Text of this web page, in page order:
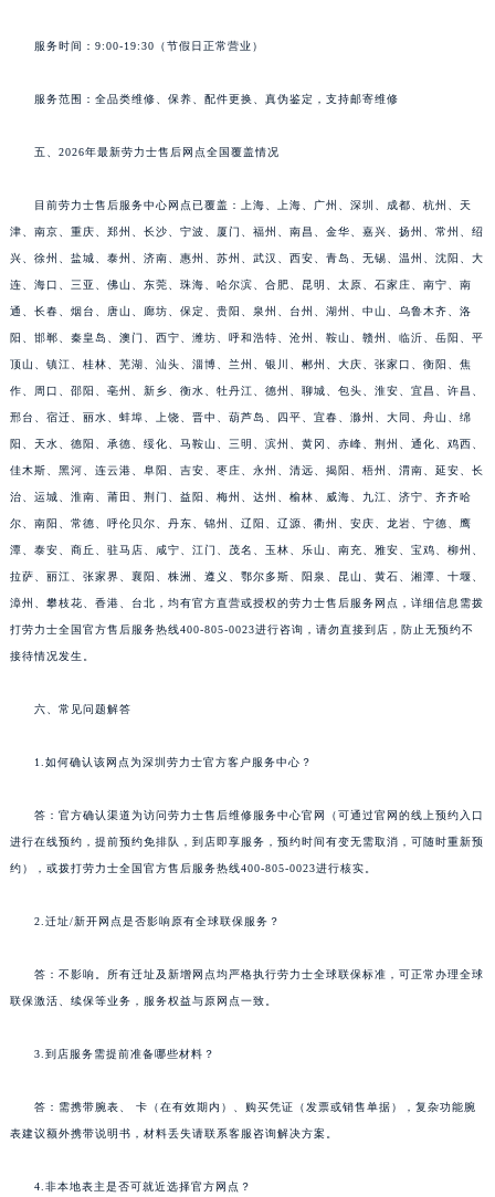
服务时间：9:00-19:30（节假日正常营业）
服务范围：全品类维修、保养、配件更换、真伪鉴定，支持邮寄维修
五、2026年最新劳力士售后网点全国覆盖情况
目前劳力士售后服务中心网点已覆盖：上海、上海、广州、深圳、成都、杭州、天
津、南京、重庆、郑州、长沙、宁波、厦门、福州、南昌、金华、嘉兴、扬州、常州、绍
兴、徐州、盐城、泰州、济南、惠州、苏州、武汉、西安、青岛、无锡、温州、沈阳、大
连、海口、三亚、佛山、东莞、珠海、哈尔滨、合肥、昆明、太原、石家庄、南宁、南
通、长春、烟台、唐山、廊坊、保定、贵阳、泉州、台州、湖州、中山、乌鲁木齐、洛
阳、邯郸、秦皇岛、澳门、西宁、潍坊、呼和浩特、沧州、鞍山、赣州、临沂、岳阳、平
顶山、镇江、桂林、芜湖、汕头、淄博、兰州、银川、郴州、大庆、张家口、衡阳、焦
作、周口、邵阳、亳州、新乡、衡水、牡丹江、德州、聊城、包头、淮安、宜昌、许昌、
邢台、宿迁、丽水、蚌埠、上饶、晋中、葫芦岛、四平、宜春、滁州、大同、舟山、绵
阳、天水、德阳、承德、绥化、马鞍山、三明、滨州、黄冈、赤峰、荆州、通化、鸡西、
佳木斯、黑河、连云港、阜阳、吉安、枣庄、永州、清远、揭阳、梧州、渭南、延安、长
治、运城、淮南、莆田、荆门、益阳、梅州、达州、榆林、威海、九江、济宁、齐齐哈
尔、南阳、常德、呼伦贝尔、丹东、锦州、辽阳、辽源、衢州、安庆、龙岩、宁德、鹰
潭、泰安、商丘、驻马店、咸宁、江门、茂名、玉林、乐山、南充、雅安、宝鸡、柳州、
拉萨、丽江、张家界、襄阳、株洲、遵义、鄂尔多斯、阳泉、昆山、黄石、湘潭、十堰、
漳州、攀枝花、香港、台北，均有官方直营或授权的劳力士售后服务网点，详细信息需拨
打劳力士全国官方售后服务热线400-805-0023进行咨询，请勿直接到店，防止无预约不
接待情况发生。
六、常见问题解答
1.如何确认该网点为深圳劳力士官方客户服务中心？
答：官方确认渠道为访问劳力士售后维修服务中心官网（可通过官网的线上预约入口
进行在线预约，提前预约免排队，到店即享服务，预约时间有变无需取消，可随时重新预
约），或拨打劳力士全国官方售后服务热线400-805-0023进行核实。
2.迁址/新开网点是否影响原有全球联保服务？
答：不影响。所有迁址及新增网点均严格执行劳力士全球联保标准，可正常办理全球
联保激活、续保等业务，服务权益与原网点一致。
3.到店服务需提前准备哪些材料？
答：需携带腕表、 卡（在有效期内）、购买凭证（发票或销售单据），复杂功能腕
表建议额外携带说明书，材料丢失请联系客服咨询解决方案。
4.非本地表主是否可就近选择官方网点？